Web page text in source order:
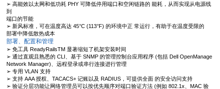
➢高能效以太网和低功耗 PHY 可降低停用端口和空闲链路的 能耗，从而实现从电源线
到
端口的节能
➢ 新风标准，可在温度高达 45°C (113°F) 的环境中正 常运行，有助于在温度受限的
部署中降低散热成本
部署、配置和管理
➢免工具 ReadyRailsTM 显著缩短了机架安装时间
➢通过直观且熟悉的 CLI、基于 SNMP 的管理控制台应用程序 (包括 Dell OpenManage
Network Manager)、远程登录或串行连接进行管理
➢专用 VLAN 支持
➢支持 AAA 授权、TACACS+ 记账以及 RADIUS，可提供全面 的安全访问支持
➢验证分层功能让网络管理员可以按优先顺序对端口验证方法 (例如 802.1x、MAC 验